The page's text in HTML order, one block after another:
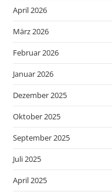
April 2026
März 2026
Februar 2026
Januar 2026
Dezember 2025
Oktober 2025
September 2025
Juli 2025
April 2025